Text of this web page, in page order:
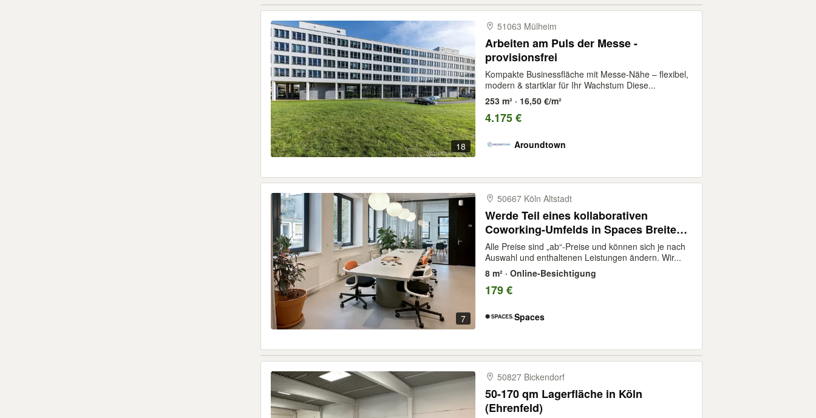
18
51063 Mülheim
Arbeiten am Puls der Messe -
provisionsfrei
Kompakte Businessfläche mit Messe-Nähe – flexibel,
modern & startklar für Ihr Wachstum Diese...
253 m² · 16,50 €/m²
4.175 €
Aroundtown
7
50667 Köln Altstadt
Werde Teil eines kollaborativen
Coworking-Umfelds in Spaces Breite
Straße
Alle Preise sind „ab“-Preise und können sich je nach
Auswahl und enthaltenen Leistungen ändern. Wir...
8 m² · Online-Besichtigung
179 €
Spaces
50827 Bickendorf
50-170 qm Lagerfläche in Köln
(Ehrenfeld)